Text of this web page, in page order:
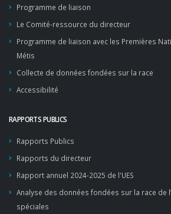
Programme de liaison
Le Comité-ressource du directeur
Programme de liaison avec les Premières
Métis
Collecte de données fondées sur la race
Accessibilité
RAPPORTS PUBLICS
Rapports Publics
Rapports du directeur
Rapport annuel 2024-2025 de l'UES
Analyse des données fondées sur la race de
spéciales